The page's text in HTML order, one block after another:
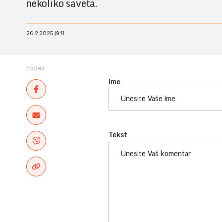
nekoliko saveta.
26.2.2025.|9:11
Podeli:
Ime
Tekst